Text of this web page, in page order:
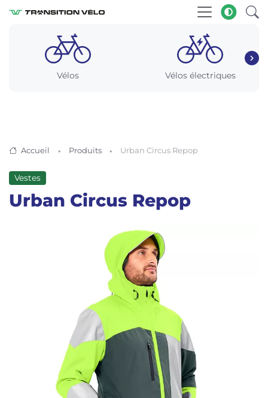
Vélos Vélos électriques
Accueil Produits Urban Circus Repop
Vestes
Urban Circus Repop